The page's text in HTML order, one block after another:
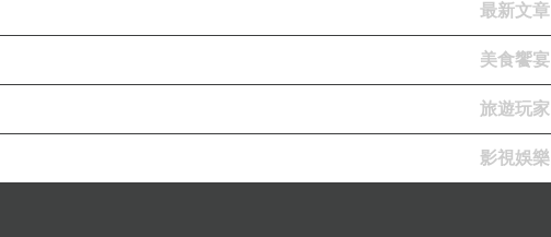
最新文章
美食饗宴
旅遊玩家
影視娛樂